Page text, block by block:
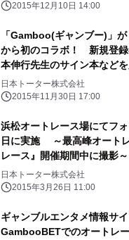
2015年12月10日 14:00
「Gamboo(ギャンブー)」
から初のコラボ！ 新規登
本伸行先生のサイン本など
日本トーター株式会社
2015年11月30日 17:00
浜松オートレース場にてフ
日に実施 ～最高峰オート
レース』開催期間中に撮影～
日本トーター株式会社
2015年3月26日 11:00
ギャンブルエンタメ情報サ
GambooBETでのオートレ